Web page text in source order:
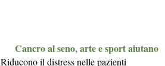
Cancro al seno, arte e sport aiutano
Riducono il distress nelle pazienti